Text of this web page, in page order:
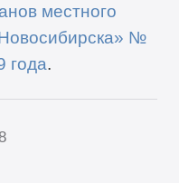
местного
№
года.